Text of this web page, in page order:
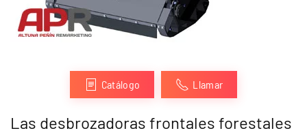
Catálogo Llamar
Las desbrozadoras frontales forestales